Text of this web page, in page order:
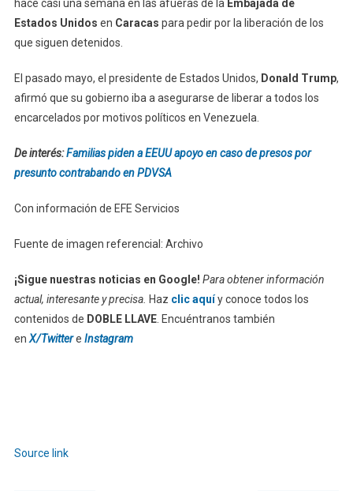
hace casi una semana en las afueras de la Embajada de
Estados Unidos en Caracas para pedir por la liberación de los
que siguen detenidos.
El pasado mayo, el presidente de Estados Unidos, Donald Trump,
afirmó que su gobierno iba a asegurarse de liberar a todos los
encarcelados por motivos políticos en Venezuela.
De interés:Familias piden a EEUU apoyo en caso de presos por
presunto contrabando en PDVSA
Con información de EFE Servicios
Fuente de imagen referencial: Archivo
¡Sigue nuestras noticias en Google! Para obtener información
actual, interesante y precisa. Haz clic aquíy conoce todos los
contenidos de DOBLE LLAVE. Encuéntranos también
enX/Twittere Instagram
Source link